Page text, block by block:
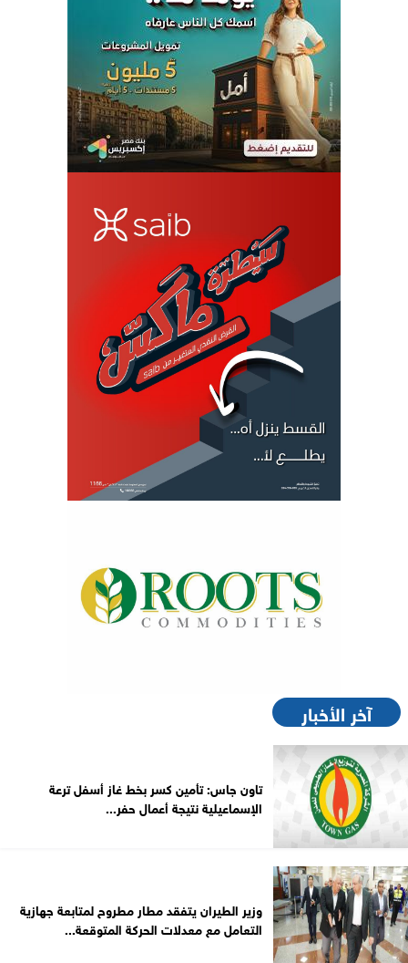
آخر الأخبار
تاون جاس: تأمين كسر بخط غاز أسفل ترعة
الإسماعيلية نتيجة أعمال حفر...
وزير الطيران يتفقد مطار مطروح لمتابعة جهازية
التعامل مع معدلات الحركة المتوقعة...